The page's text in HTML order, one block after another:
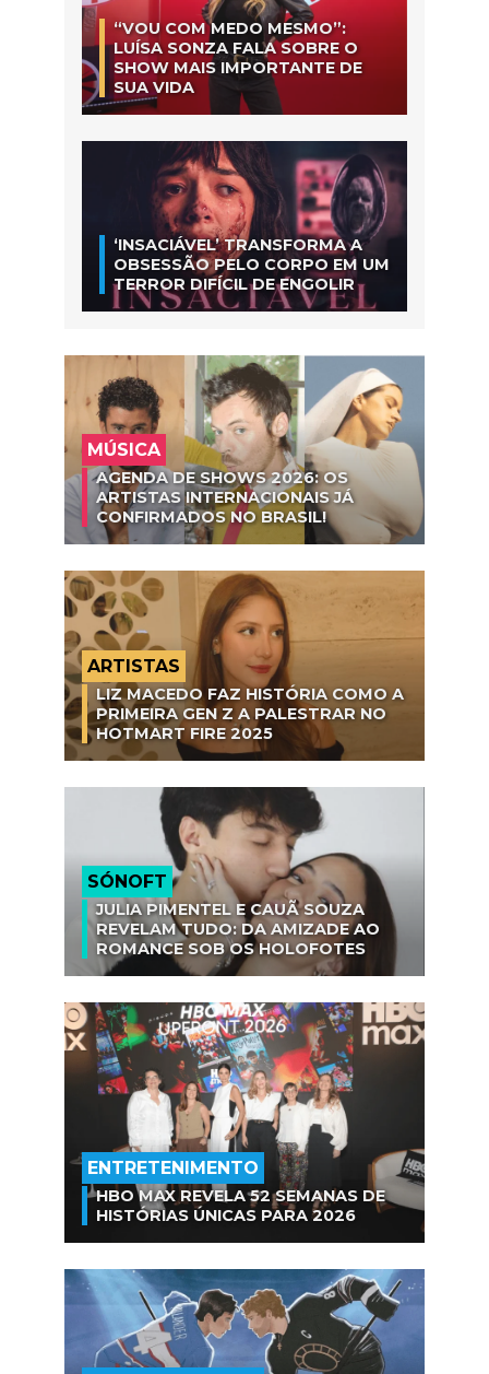
“VOU COM MEDO MESMO”:
LUÍSA SONZA FALA SOBRE O
SHOW MAIS IMPORTANTE DE
SUA VIDA
‘INSACIÁVEL’ TRANSFORMA A
OBSESSÃO PELO CORPO EM UM
TERROR DIFÍCIL DE ENGOLIR
MÚSICA
AGENDA DE SHOWS 2026: OS
ARTISTAS INTERNACIONAIS JÁ
CONFIRMADOS NO BRASIL!
ARTISTAS
LIZ MACEDO FAZ HISTÓRIA COMO A
PRIMEIRA GEN Z A PALESTRAR NO
HOTMART FIRE 2025
SÓNOFT
JULIA PIMENTEL E CAUÃ SOUZA
REVELAM TUDO: DA AMIZADE AO
ROMANCE SOB OS HOLOFOTES
ENTRETENIMENTO
HBO MAX REVELA 52 SEMANAS DE
HISTÓRIAS ÚNICAS PARA 2026